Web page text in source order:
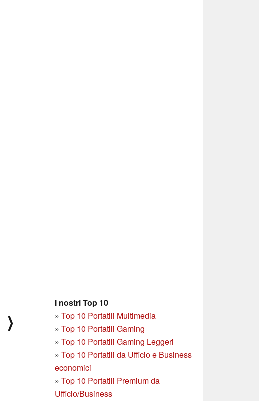
I nostri Top 10
» Top 10 Portatili Multimedia
» Top 10 Portatili Gaming
» Top 10 Portatili Gaming Leggeri
» Top 10 Portatili da Ufficio e Business
economici
» Top 10 Portatili Premium da
Ufficio/Business
⟩